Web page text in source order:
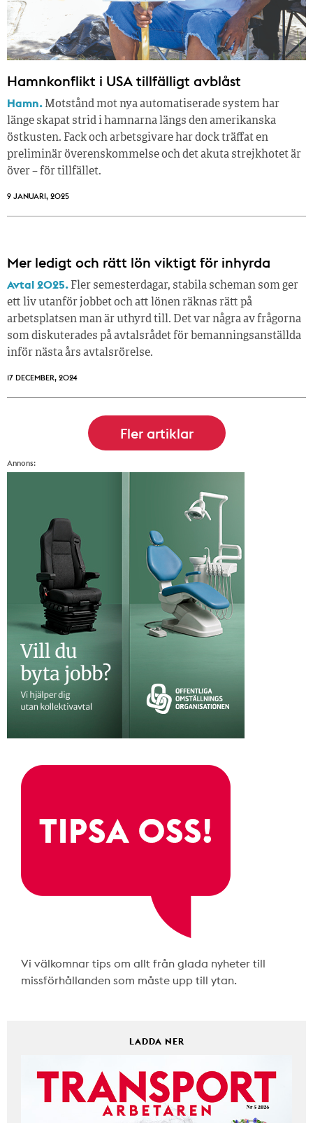
Hamnkonflikt i USA tillfälligt avblåst
Hamn. Motstånd mot nya automatiserade system har
länge skapat strid i hamnarna längs den amerikanska
östkusten. Fack och arbetsgivare har dock träffat en
preliminär överenskommelse och det akuta strejkhotet är
över – för tillfället.
9 JANUARI, 2025
Mer ledigt och rätt lön viktigt för inhyrda
Avtal 2025. Fler semesterdagar, stabila scheman som ger
ett liv utanför jobbet och att lönen räknas rätt på
arbetsplatsen man är uthyrd till. Det var några av frågorna
som diskuterades på avtalsrådet för bemanningsanställda
inför nästa års avtalsrörelse.
17 DECEMBER, 2024
Annons:
Vi välkomnar tips om allt från glada nyheter till
missförhållanden som måste upp till ytan.
LADDA NER